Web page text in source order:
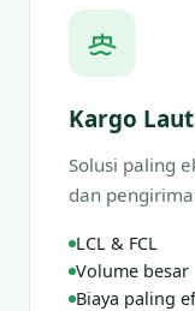
Kargo Laut
Solusi paling
dan
LCL & FCL
Volume besar
Biaya paling